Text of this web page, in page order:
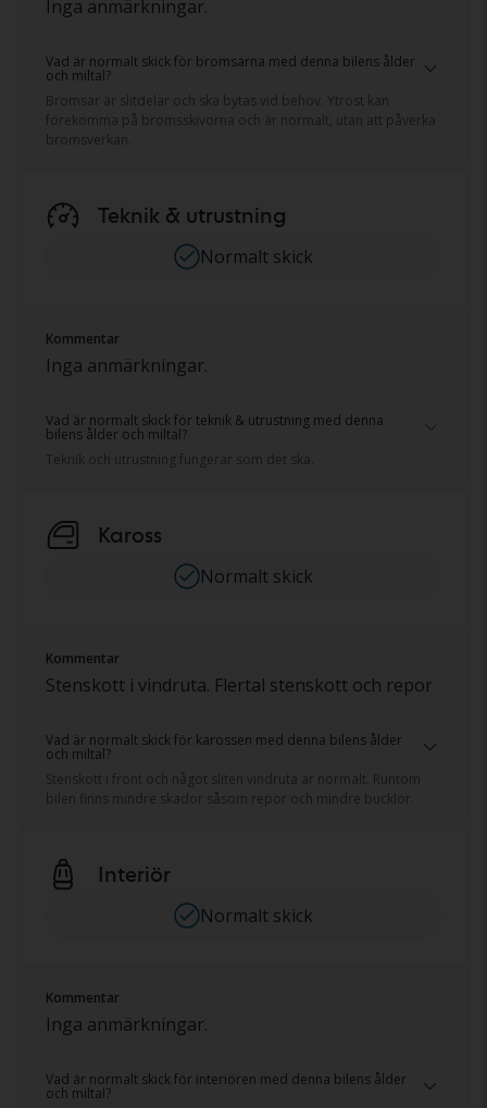
Inga anmärkningar.
Vad är normalt skick för bromsarna med denna bilens ålder
och miltal?
Bromsar är slitdelar och ska bytas vid behov. Ytrost kan
förekomma på bromsskivorna och är normalt, utan att påverka
bromsverkan.
Teknik & utrustning
Normalt skick
Kommentar
Inga anmärkningar.
Vad är normalt skick för teknik & utrustning med denna
bilens ålder och miltal?
Teknik och utrustning fungerar som det ska.
Kaross
Normalt skick
Kommentar
Stenskott i vindruta. Flertal stenskott och repor
Vad är normalt skick för karossen med denna bilens ålder
och miltal?
Stenskott i front och något sliten vindruta är normalt. Runtom
bilen finns mindre skador såsom repor och mindre bucklor.
Interiör
Normalt skick
Kommentar
Inga anmärkningar.
Vad är normalt skick för interiören med denna bilens ålder
och miltal?